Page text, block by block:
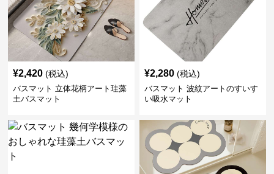
¥2,420 (税込)
バスマット 立体花柄アート珪藻
土バスマット
¥2,280 (税込)
バスマット 波紋アートのすいす
い吸水マット